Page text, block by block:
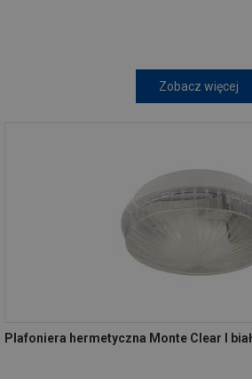
Zobacz więcej
Plafoniera hermetyczna Monte Clear I